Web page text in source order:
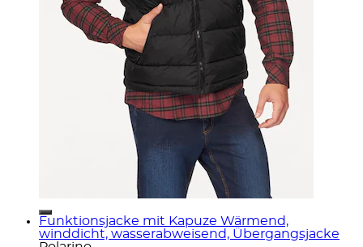
Funktionsjacke mit Kapuze Wärmend,
winddicht, wasserabweisend, Übergangsjacke